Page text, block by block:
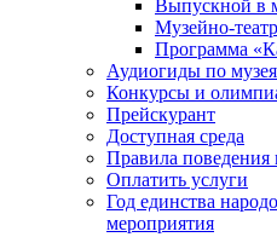
Выпускной в
Музейно-
Программа
Аудиогиды по
Конкурсы и
Прейскурант
Доступная среда
Правила поведения
Оплатить услуги
Год единства
мероприятия